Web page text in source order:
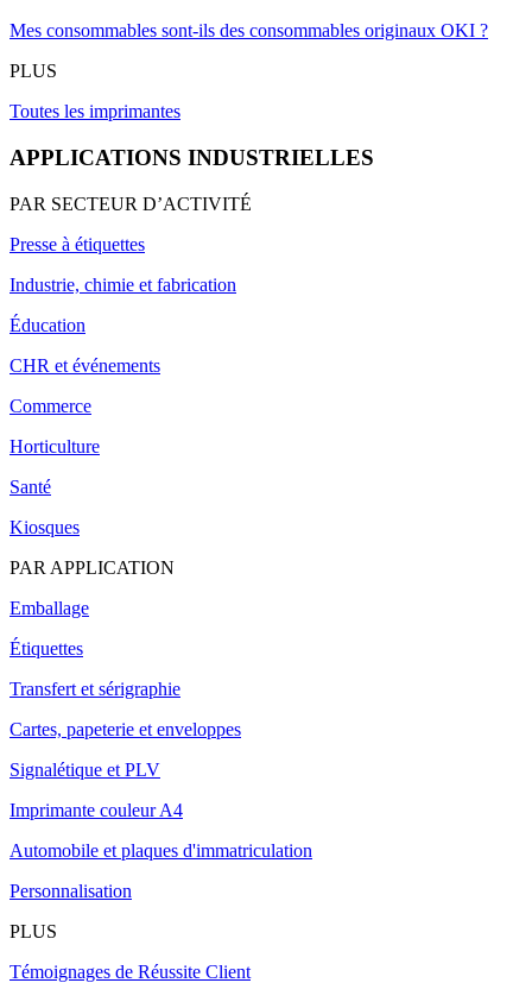
Mes consommables sont-ils des consommables originaux OKI ?
PLUS
Toutes les imprimantes
APPLICATIONS INDUSTRIELLES
PAR SECTEUR D’ACTIVITÉ
Presse à étiquettes
Industrie, chimie et fabrication
Éducation
CHR et événements
Commerce
Horticulture
Santé
Kiosques
PAR APPLICATION
Emballage
Étiquettes
Transfert et sérigraphie
Cartes, papeterie et enveloppes
Signalétique et PLV
Imprimante couleur A4
Automobile et plaques d'immatriculation
Personnalisation
PLUS
Témoignages de Réussite Client